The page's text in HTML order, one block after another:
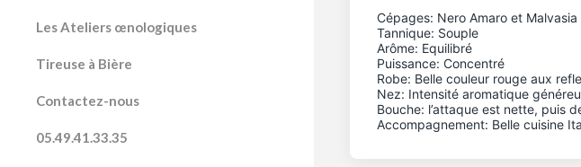
Les Ateliers œnologiques
Tireuse à Bière
Contactez-nous
05.49.41.33.35
Cépages: Nero Amaro et Malvasia
Tannique: Souple
Arôme: Equilibré
Puissance: Concentré
Robe: Belle couleur rouge aux
Nez: Intensité aromatique
Bouche: l’attaque est nette, puis
Accompagnement: Belle cuisine